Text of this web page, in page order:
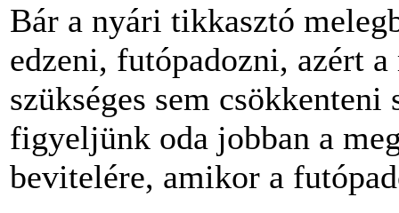
Bár a nyári tikkasztó
edzeni, futópadozni, azért
szükséges sem
figyeljünk oda jobban a
bevitelére, amikor a